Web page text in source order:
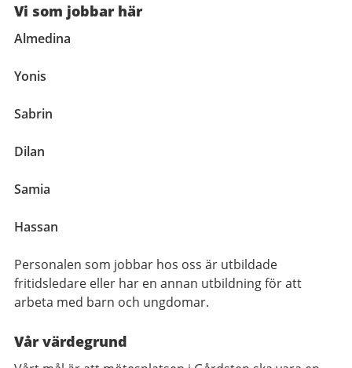
Vi som jobbar här
Almedina
Yonis
Sabrin
Dilan
Samia
Hassan
Personalen som jobbar hos oss är utbildade
fritidsledare eller har en annan utbildning för att
arbeta med barn och ungdomar.
Vår värdegrund